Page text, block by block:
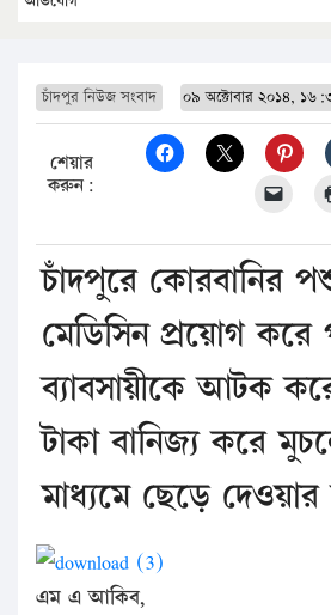
চাঁদপুর নিউজ সংবাদ ০৯ অক্টোবার ২০১৪,
শেয়ার
করুন:
চাঁদপুরে কোরবানির
মেডিসিন প্রয়োগ
ব্যাবসায়ীকে আটক
টাকা বানিজ্য করে
মাধ্যমে ছেড়ে
এম এ আকিব,